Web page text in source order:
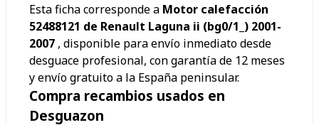
Esta ficha corresponde a Motor calefacción
52488121 de Renault Laguna ii (bg0/1_) 2001-
2007 , disponible para envío inmediato desde
desguace profesional, con garantía de 12 meses
y envío gratuito a la España peninsular.
Compra recambios usados en
Desguazon